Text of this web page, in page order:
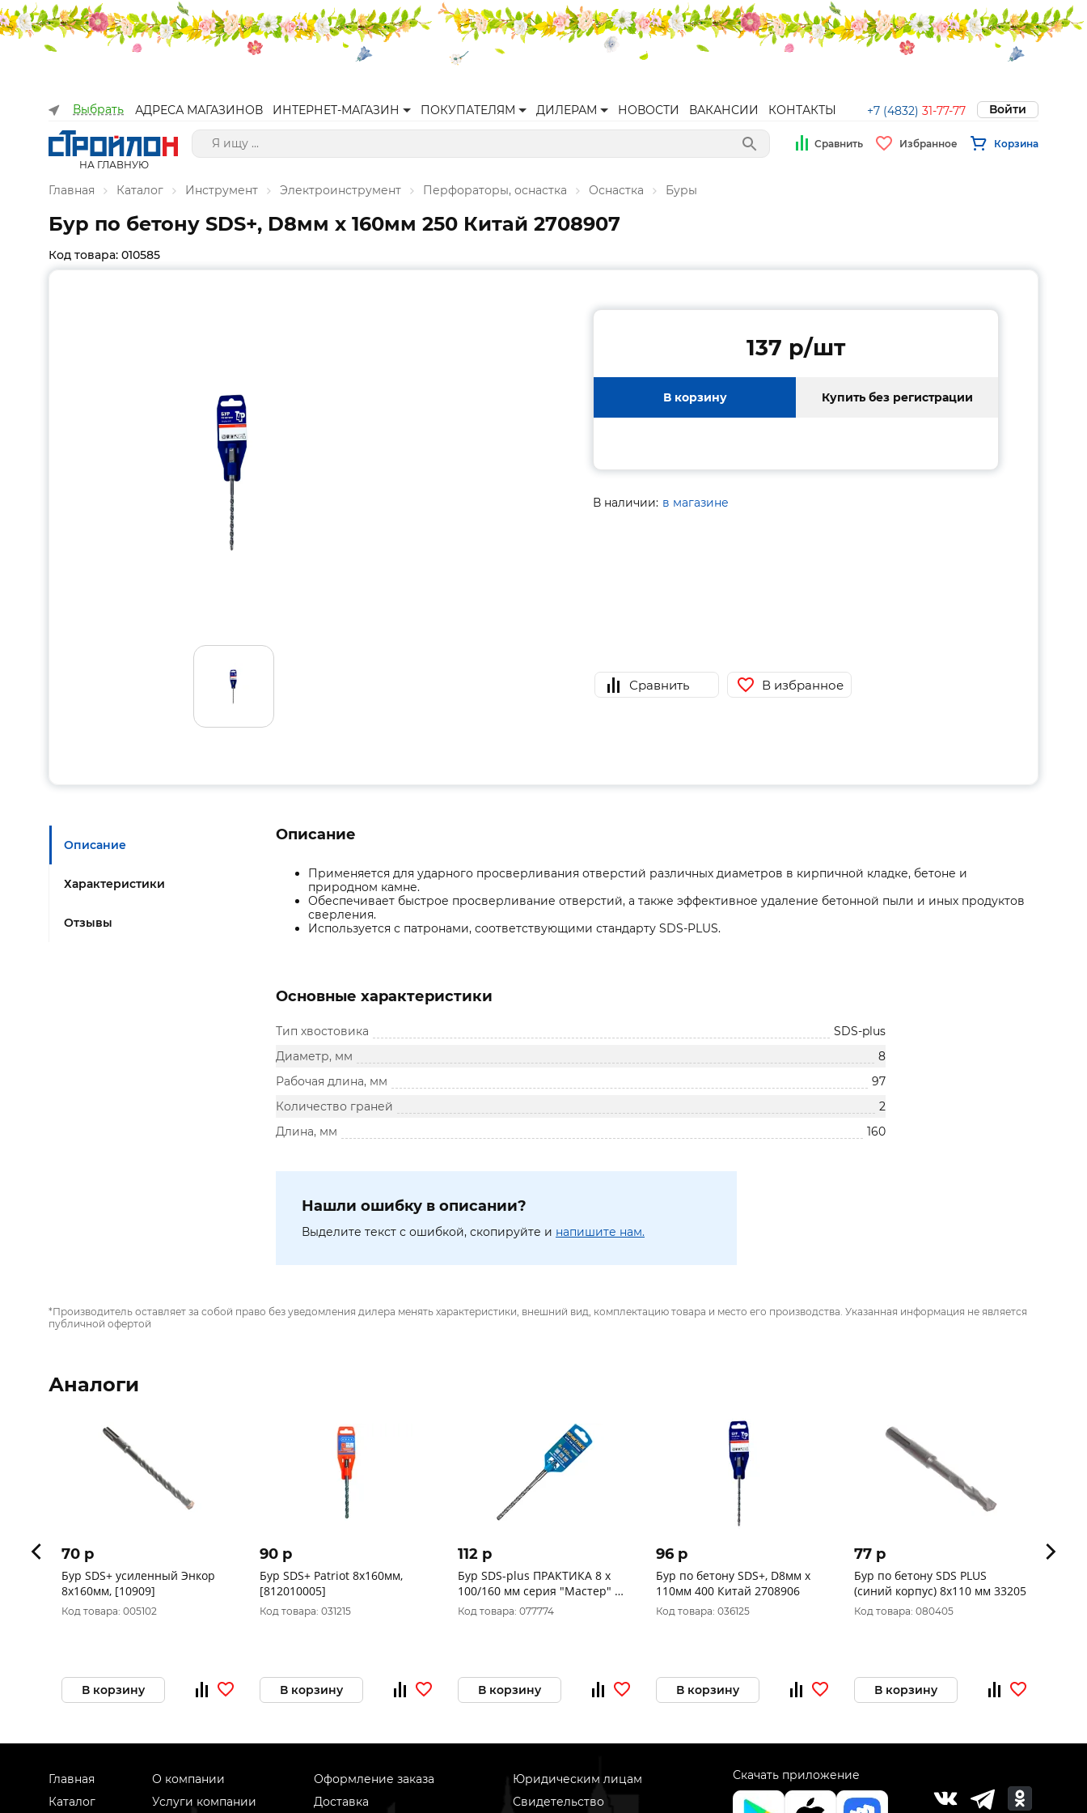
Выбрать АДРЕСА МАГАЗИНОВ ИНТЕРНЕТ-МАГАЗИН ПОКУПАТЕЛЯМ ДИЛЕРАМ НОВОСТИ ВАКАНСИИ КОНТАКТЫ +7 (4832) 31-77-77 Войти
НА ГЛАВНУЮ
Сравнить Избранное Корзина
Главная Каталог Инструмент Электроинструмент Перфораторы, оснастка Оснастка Буры
Бур по бетону SDS+, D8мм х 160мм 250 Китай 2708907
Код товара: 010585
137 p/шт
В корзину Купить без регистрации
В наличии: в магазине
Сравнить В избранное
Описание
Характеристики
Отзывы
Описание
Применяется для ударного просверливания отверстий различных диаметров в кирпичной кладке, бетоне и
природном камне.
Обеспечивает быстрое просверливание отверстий, а также эффективное удаление бетонной пыли и иных продуктов
сверления.
Используется с патронами, соответствующими стандарту SDS-PLUS.
Основные характеристики
Тип хвостовика
SDS-plus
Диаметр, мм
8
Рабочая длина, мм
97
Количество граней
2
Длина, мм
160
Нашли ошибку в описании?
Выделите текст с ошибкой, скопируйте и напишите нам.
*Производитель оставляет за собой право без уведомления дилера менять характеристики, внешний вид, комплектацию товара и место его производства. Указанная информация не является
публичной офертой
Аналоги
70 p
Бур SDS+ усиленный Энкор
8x160мм, [10909]
Код товара: 005102
В корзину
90 p
Бур SDS+ Patriot 8x160мм,
[812010005]
Код товара: 031215
В корзину
112 p
Бур SDS-plus ПРАКТИКА 8 х
100/160 мм серия "Мастер" по
бетону 911-628
Код товара: 077774
В корзину
96 p
Бур по бетону SDS+, D8мм х
110мм 400 Китай 2708906
Код товара: 036125
В корзину
77 p
Бур по бетону SDS PLUS
(синий корпус) 8x110 мм 33205
Код товара: 080405
В корзину
138
Главная
Каталог
О компании
Услуги компании
Оформление заказа
Доставка
Юридическим лицам
Свидетельство
Скачать приложение